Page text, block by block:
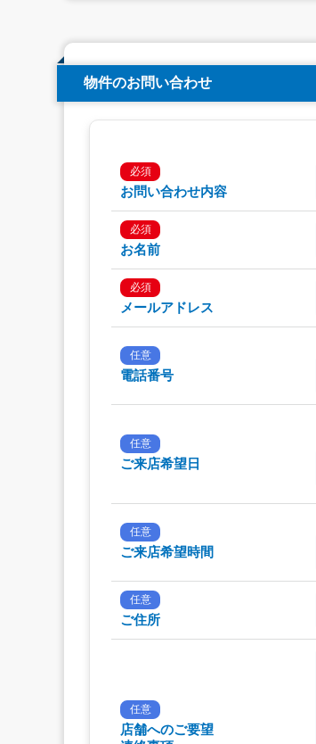
物件のお問い合わせ
必須
お問い合わせ内容
必須
お名前
必須
メールアドレス
任意
電話番号
任意
ご来店希望日
任意
ご来店希望時間
任意
ご住所
任意
店舗へのご要望